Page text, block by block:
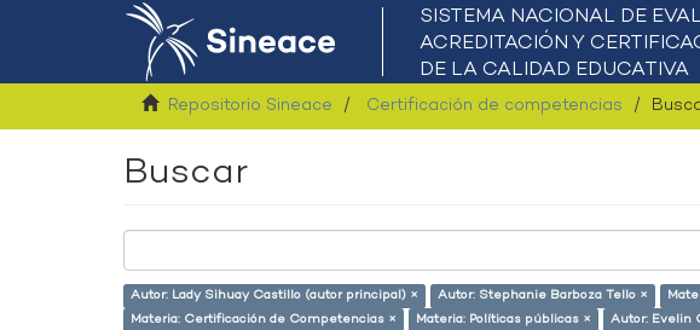
Repositorio Sineace Certificación de competencias
Buscar
Autor: Lady Sihuay Castillo (autor principal) × Autor: Stephanie Barboza Tello ×
Materia: Certificación de Competencias ×
Materia: Políticas públicas ×
Autor: Evelin